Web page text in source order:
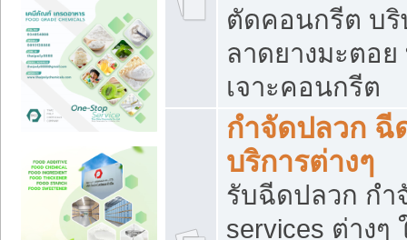
ตัดคอนกรีต บริ
ลาดยางมะตอ
เจาะคอนกรีต
กำจัดปลวก ฉี
บริการต่างๆ
รับฉีดปลวก กำ
services ต่าง